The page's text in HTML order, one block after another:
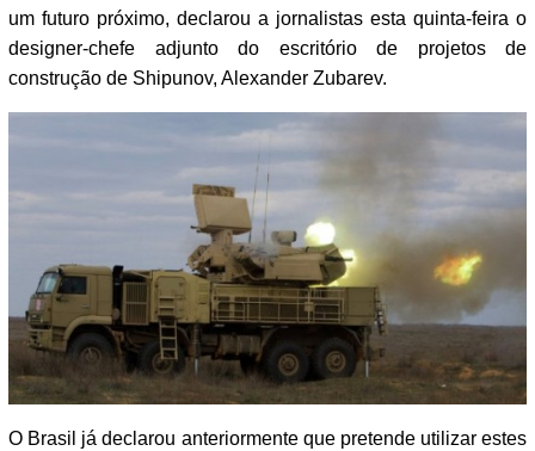
um futuro próximo, declarou a jornalistas esta quinta-feira o
designer-chefe adjunto do escritório de projetos de
construção de Shipunov, Alexander Zubarev.
O Brasil já declarou anteriormente que pretende utilizar estes